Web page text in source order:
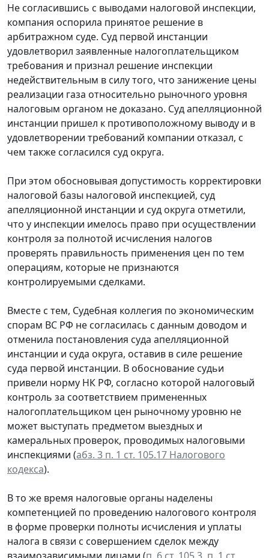
Не согласившись с выводами налоговой инспекции,
компания оспорила принятое решение в
арбитражном суде. Суд первой инстанции
удовлетворил заявленные налогоплательщиком
требования и признал решение инспекции
недействительным в силу того, что занижение цены
реализации газа относительно рыночного уровня
налоговым органом не доказано. Суд апелляционной
инстанции пришел к противоположному выводу и в
удовлетворении требований компании отказал, с
чем также согласился суд округа.
При этом обосновывая допустимость корректировки
налоговой базы налоговой инспекцией, суд
апелляционной инстанции и суд округа отметили,
что у инспекции имелось право при осуществлении
контроля за полнотой исчисления налогов
проверять правильность применения цен по тем
операциям, которые не признаются
контролируемыми сделками.
Вместе с тем, Судебная коллегия по экономическим
спорам ВС РФ не согласилась с данным доводом и
отменила постановления суда апелляционной
инстанции и суда округа, оставив в силе решение
суда первой инстанции. В обоснование судьи
привели норму НК РФ, согласно которой налоговый
контроль за соответствием примененных
налогоплательщиком цен рыночному уровню не
может выступать предметом выездных и
камеральных проверок, проводимых налоговыми
инспекциями (абз. 3 п. 1 ст. 105.17 Налогового
кодекса).
В то же время налоговые органы наделены
компетенцией по проведению налогового контроля
в форме проверки полноты исчисления и уплаты
налога в связи с совершением сделок между